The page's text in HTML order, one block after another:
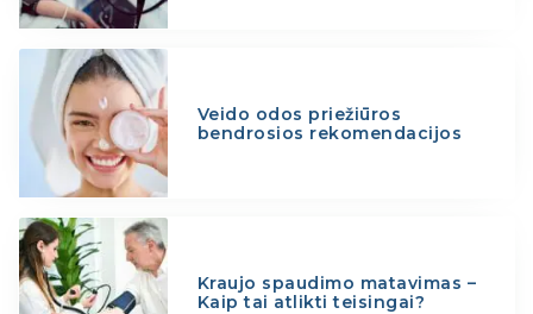
Veido odos priežiūros
bendrosios rekomendacijos
Kraujo spaudimo matavimas –
Kaip tai atlikti teisingai?